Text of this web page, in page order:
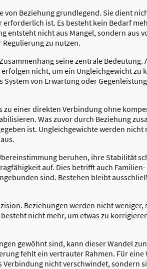
von Beziehung grundlegend. Sie dient
ist. Es besteht kein Bedarf
entsteht nicht aus Mangel, sondern aus
zu nutzen.
seine zentrale
nicht, um ein Ungleichgewicht
von Erwartung oder
einer direkten Verbindung ohne
Was zuvor durch Beziehung
ist. Ungleichgewichte werden
beruhen, ihre Stabilität
auf. Dies betrifft auch
sind. Bestehen bleibt
Beziehungen werden nicht
nicht mehr, um etwas zu
gewöhnt sind, kann dieser Wandel
fehlt ein vertrauter Rahmen. Für eine
nicht verschwindet, sondern